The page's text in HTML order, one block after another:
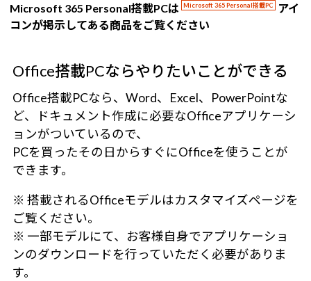
Microsoft 365 Personal搭載PCは Microsoft 365 Personal搭載PC
アイ
コンが掲示してある商品をご覧ください
Office搭載PCならやりたいことができる
Office搭載PCなら、Word、Excel、PowerPointな
ど、ドキュメント作成に必要なOfficeアプリケーシ
ョンがついているので、
PCを買ったその日からすぐにOfficeを使うことが
できます。
※ 搭載されるOfficeモデルはカスタマイズページを
ご覧ください。
※ 一部モデルにて、お客様自身でアプリケーショ
ンのダウンロードを行っていただく必要がありま
す。